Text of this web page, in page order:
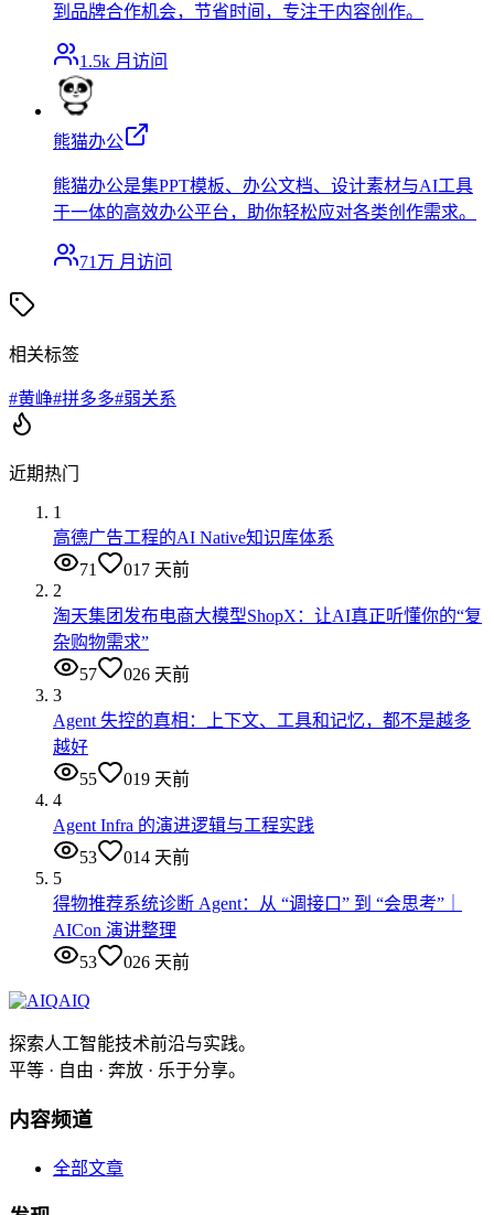
到品牌合作机会，节省时间，专注于内容创作。
1.5k 月访问
熊猫办公
熊猫办公是集PPT模板、办公文档、设计素材与AI工具
于一体的高效办公平台，助你轻松应对各类创作需求。
71万 月访问
相关标签
#黄峥#拼多多#弱关系
近期热门
1
高德广告工程的AI Native知识库体系
71
017 天前
2
淘天集团发布电商大模型ShopX：让AI真正听懂你的“复
杂购物需求”
57
026 天前
3
Agent 失控的真相：上下文、工具和记忆，都不是越多
越好
55
019 天前
4
Agent Infra 的演进逻辑与工程实践
53
014 天前
5
得物推荐系统诊断 Agent：从 “调接口” 到 “会思考”｜
AICon 演讲整理
53
026 天前
AIQ
探索人工智能技术前沿与实践。
平等 · 自由 · 奔放 · 乐于分享。
内容频道
全部文章